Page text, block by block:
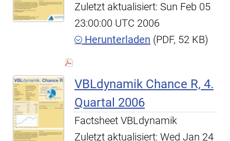
Zuletzt aktualisiert: Sun Feb 05
23:00:00 UTC 2006
Herunterladen (PDF, 52 KB)
VBLdynamik Chance R, 4.
Quartal 2006
Factsheet VBLdynamik
Zuletzt aktualisiert: Wed Jan 24